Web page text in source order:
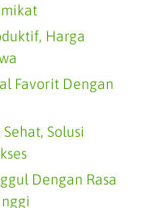
Harga
Favorit Dengan
Solusi
Dengan Rasa